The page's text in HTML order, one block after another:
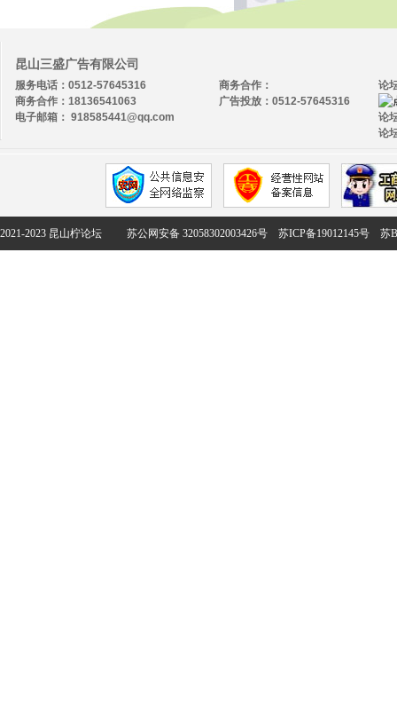
昆山三盛广告有限公司
服务电话：0512-57645316
商务合作：18136541063
电子邮箱： 918585441@qq.com
论
论
论
商务合作：
广告投放：0512-57645316
2021-2023 昆山柠论坛 苏公网安备 32058302003426号 苏ICP备19012145号 苏